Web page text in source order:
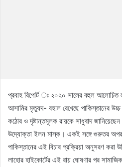
প্রবাহ রিপোর্ট ঃ ২০২০ সালের বহুল আলোচিত
আসামির মৃত্যুদ- বহাল রেখেছে পাকিস্তানের
কঠোর ও দৃষ্টান্তমূলক রায়কে সাধুবাদ
উদ্যোক্তা ইলন মাস্ক। একই সঙ্গে গুরুতর
পাকিস্তানের এই বিচার প্রক্রিয়া অনুসরণ করা
লাহোর হাইকোর্টের এই রায় ঘোষণার পর